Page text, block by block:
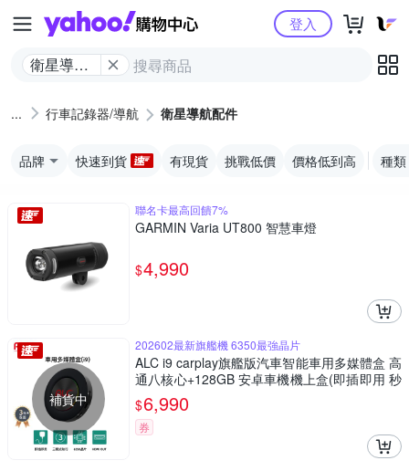
Yahoo購物中心
衛星導航
登入
行車記錄器/導航 衛星導航配件
品牌 快速到貨 有現貨 挑戰低價 價格低到高 種類
聯名卡最高回饋7%
GARMIN Varia UT800 智慧車燈
$4,990
補貨中
202602最新旗艦機 6350最強晶片
ALC i9 carplay旗艦版汽車智能車用多媒體盒 高
通八核心+128GB 安卓車機機上盒(即插即用 秒
變安卓機)
$6,990
券